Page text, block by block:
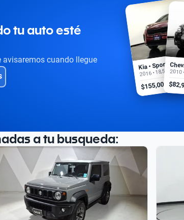
tu auto esté
avisaremos cuando llegue
Kia • Sportage
2016 • 18,500 km
$155,000
2010
a tu busqueda: